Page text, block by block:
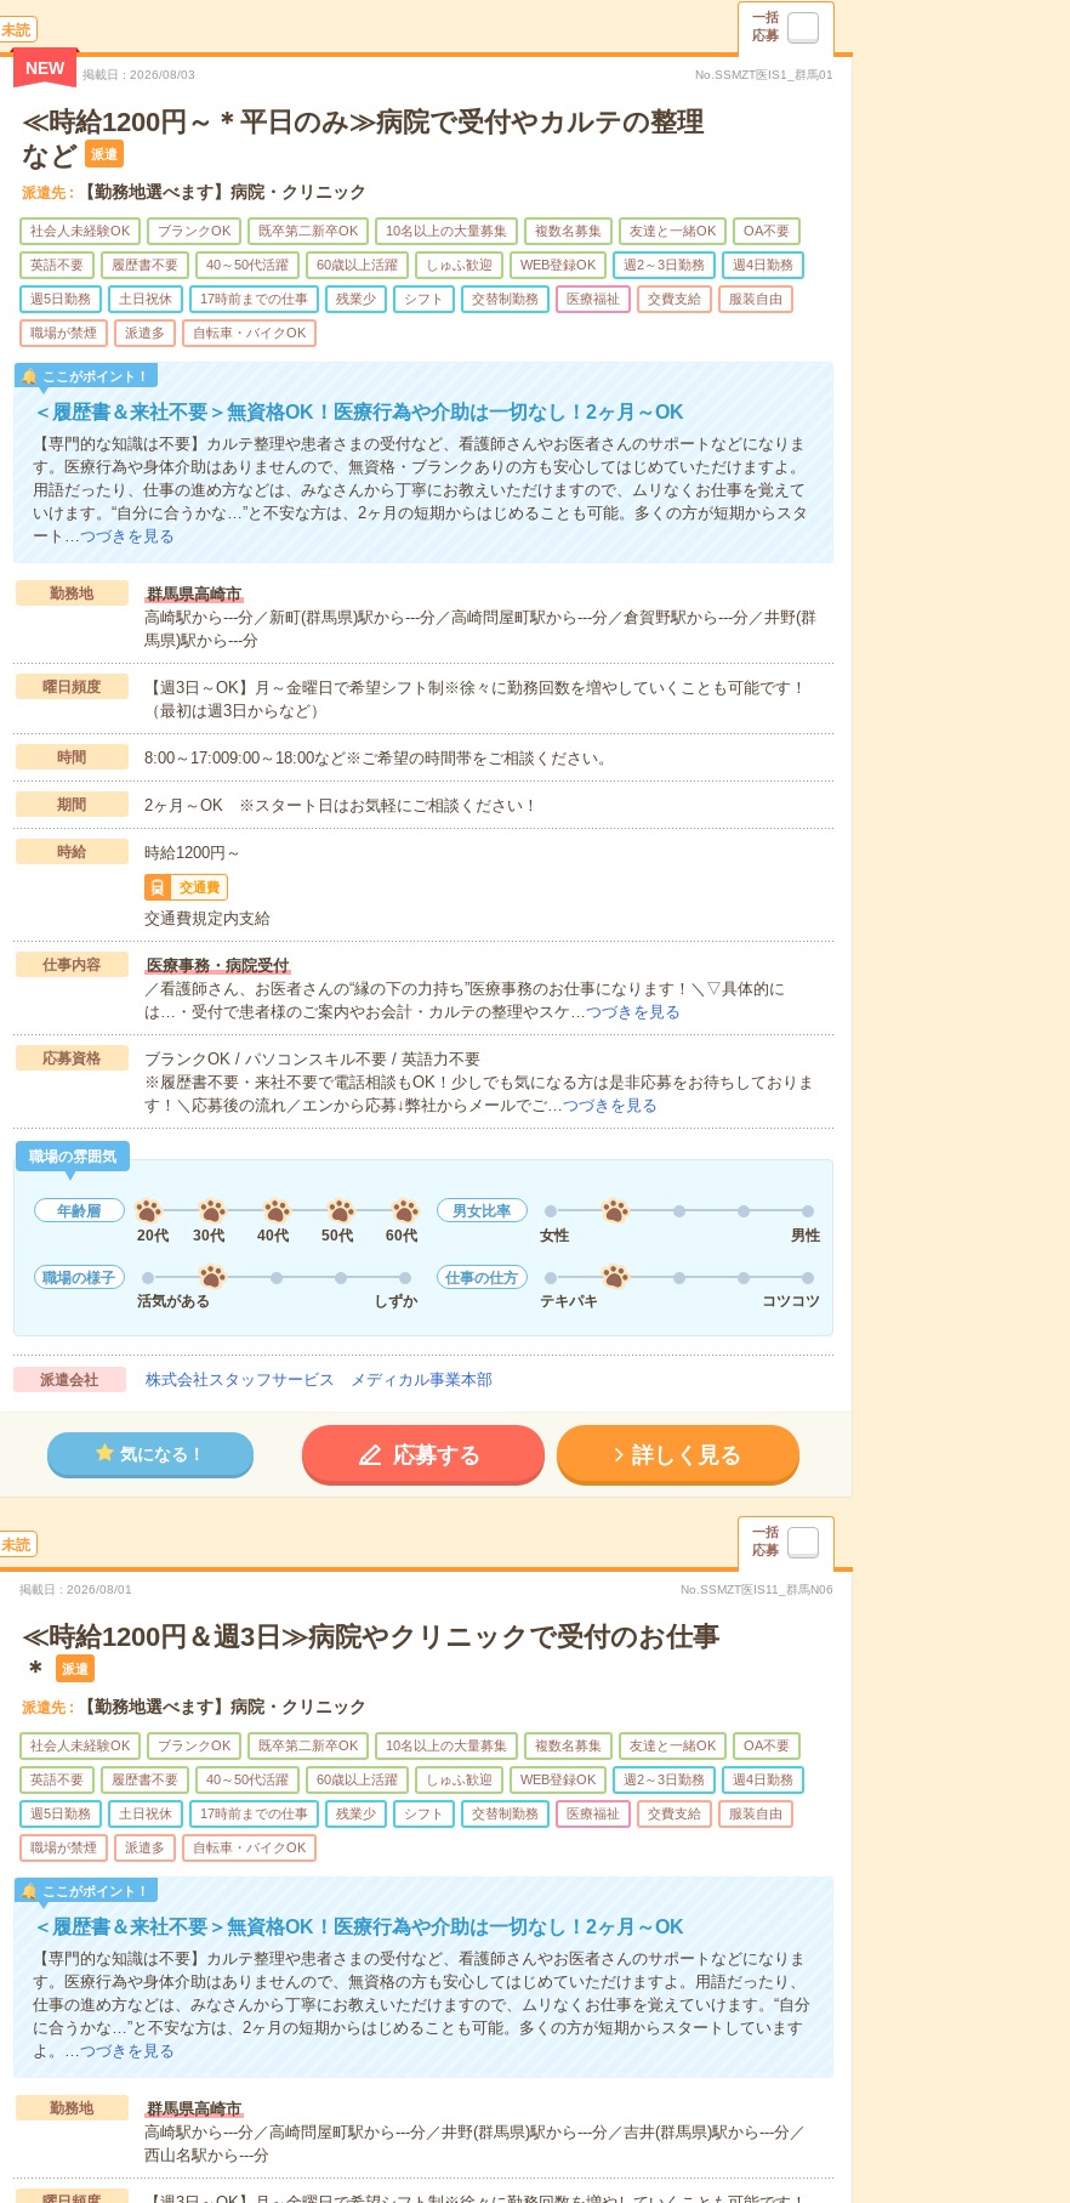
未読
一括
応募
NEW 掲載日 2026/08/03 No.SSMZT医IS1_群馬01
≪時給1200円～＊平日のみ≫病院で受付やカルテの整理
など
派遣
派遣先 【勤務地選べます】病院・クリニック
社会人未経験OK ブランクOK 既卒第二新卒OK 10名以上の大量募集 複数名募集 友達と一緒OK OA不要
英語不要 履歴書不要 40～50代活躍 60歳以上活躍 しゅふ歓迎 WEB登録OK 週2～3日勤務 週4日勤務
週5日勤務 土日祝休 17時前までの仕事 残業少 シフト 交替制勤務 医療福祉 交費支給 服装自由
職場が禁煙 派遣多 自転車・バイクOK
ここがポイント！
＜履歴書＆来社不要＞無資格OK！医療行為や介助は一切なし！2ヶ月～OK
【専門的な知識は不要】カルテ整理や患者さまの受付など、看護師さんやお医者さんのサポートなどになりま
す。医療行為や身体介助はありませんので、無資格・ブランクありの方も安心してはじめていただけますよ。
用語だったり、仕事の進め方などは、みなさんから丁寧にお教えいただけますので、ムリなくお仕事を覚えて
いけます。“自分に合うかな…”と不安な方は、2ヶ月の短期からはじめることも可能。多くの方が短期からスタ
ート…つづきを見る
勤務地
群馬県高崎市
高崎駅から---分／新町(群馬県)駅から---分／高崎問屋町駅から---分／倉賀野駅から---分／井野(群
馬県)駅から---分
曜日頻度
【週3日～OK】月～金曜日で希望シフト制※徐々に勤務回数を増やしていくことも可能です！
（最初は週3日からなど）
時間 8:00～17:009:00～18:00など※ご希望の時間帯をご相談ください。
期間 2ヶ月～OK ※スタート日はお気軽にご相談ください！
時給 時給1200円～
交通費
交通費規定内支給
仕事内容
医療事務・病院受付
／看護師さん、お医者さんの“縁の下の力持ち”医療事務のお仕事になります！＼▽具体的に
は…・受付で患者様のご案内やお会計・カルテの整理やスケ…つづきを見る
応募資格
ブランクOK / パソコンスキル不要 / 英語力不要
※履歴書不要・来社不要で電話相談もOK！少しでも気になる方は是非応募をお待ちしておりま
す！＼応募後の流れ／エンから応募↓弊社からメールでご…つづきを見る
職場の雰囲気
年齢層
20代
30代 40代 50代 60代
男女比率
女性
男性
職場の様子
活気がある
しずか
仕事の仕方
テキパキ
コツコツ
派遣会社 株式会社スタッフサービス メディカル事業本部
気になる！ 応募する 詳しく見る
未読
一括
応募
掲載日 2026/08/01 No.SSMZT医IS11_群馬N06
≪時給1200円＆週3日≫病院やクリニックで受付のお仕事
＊
派遣
派遣先 【勤務地選べます】病院・クリニック
社会人未経験OK ブランクOK 既卒第二新卒OK 10名以上の大量募集 複数名募集 友達と一緒OK OA不要
英語不要 履歴書不要 40～50代活躍 60歳以上活躍 しゅふ歓迎 WEB登録OK 週2～3日勤務 週4日勤務
週5日勤務 土日祝休 17時前までの仕事 残業少 シフト 交替制勤務 医療福祉 交費支給 服装自由
職場が禁煙 派遣多 自転車・バイクOK
ここがポイント！
＜履歴書＆来社不要＞無資格OK！医療行為や介助は一切なし！2ヶ月～OK
【専門的な知識は不要】カルテ整理や患者さまの受付など、看護師さんやお医者さんのサポートなどになりま
す。医療行為や身体介助はありませんので、無資格の方も安心してはじめていただけますよ。用語だったり、
仕事の進め方などは、みなさんから丁寧にお教えいただけますので、ムリなくお仕事を覚えていけます。“自分
に合うかな…”と不安な方は、2ヶ月の短期からはじめることも可能。多くの方が短期からスタートしています
よ。…つづきを見る
勤務地
群馬県高崎市
高崎駅から---分／高崎問屋町駅から---分／井野(群馬県)駅から---分／吉井(群馬県)駅から---分／
西山名駅から---分